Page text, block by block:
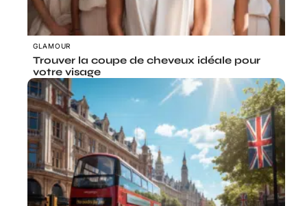
GLAMOUR
Trouver la coupe de cheveux idéale pour
votre visage